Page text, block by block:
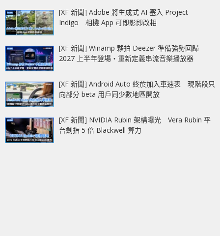
[XF 新聞] Adobe 將生成式 AI 塞入 Project
Indigo 相機 App 可即影即改相
[XF 新聞] Winamp 夥拍 Deezer 準備強勢回歸
2027 上半年登場‧重新定義串流音樂播放器
[XF 新聞] Android Auto 終於加入車速表 現階段只
向部分 beta 用戶同少數地區開放
[XF 新聞] NVIDIA Rubin 架構曝光 Vera Rubin 平
台劍指 5 倍 Blackwell 算力